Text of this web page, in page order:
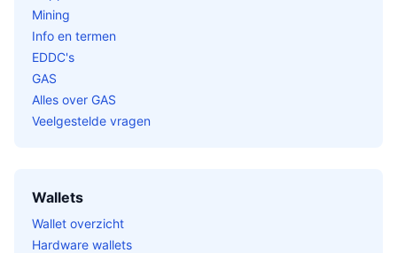
Mining
Info en termen
EDDC's
GAS
Alles over GAS
Veelgestelde vragen
Wallets
Wallet overzicht
Hardware wallets